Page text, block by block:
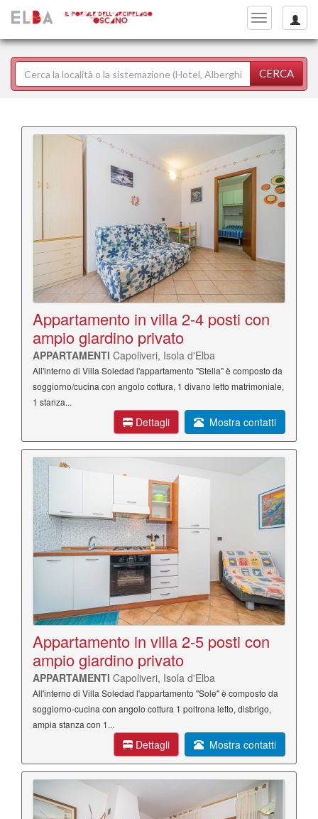
Toggle
navigation
CERCA
Appartamento in villa 2-4 posti con
ampio giardino privato
APPARTAMENTI Capoliveri, Isola d'Elba
All'interno di Villa Soledad l'appartamento "Stella" è composto da
soggiorno/cucina con angolo cottura, 1 divano letto matrimoniale,
1 stanza...
Dettagli Mostra contatti
Appartamento in villa 2-5 posti con
ampio giardino privato
APPARTAMENTI Capoliveri, Isola d'Elba
All'interno di Villa Soledad l'appartamento "Sole" è composto da
soggiorno-cucina con angolo cottura 1 poltrona letto, disbrigo,
ampia stanza con 1...
Dettagli Mostra contatti